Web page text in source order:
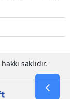
saklıdır.